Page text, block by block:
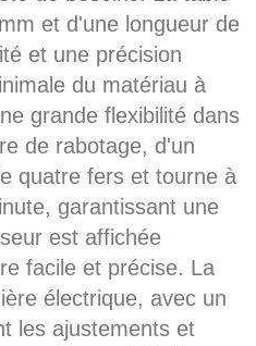
et d'une longueur de
et une précision
du matériau à
grande flexibilité dans
de rabotage, d'un
quatre fers et tourne à
garantissant une
est affichée
facile et précise. La
électrique, avec un
les ajustements et